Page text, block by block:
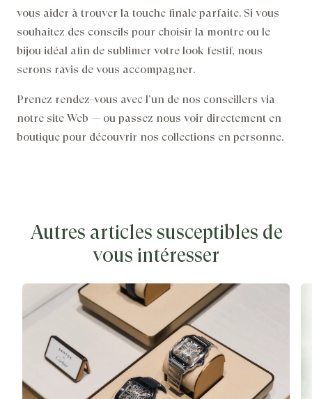
vous aider à trouver la touche finale parfaite. Si vous
souhaitez des conseils pour choisir la montre ou le
bijou idéal afin de sublimer votre look festif, nous
serons ravis de vous accompagner.
Prenez rendez-vous avec l’un de nos conseillers via
notre site Web — ou passez nous voir directement en
boutique pour découvrir nos collections en personne.
Autres articles susceptibles de
vous intéresser